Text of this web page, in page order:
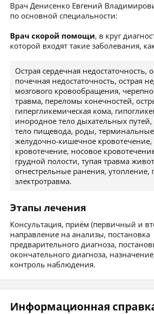
Врач Денисенко Евгений
по основной специальности:
Врач скорой помощи, в круг
которой входят такие заболевания,
Острая сердечная недостаточность,
почечная недостаточность, острая
мозгового кровообращения,
травма, переломы конечностей,
гипергликемическая кома,
инородное тело дыхательных
тело пищевода, роды, терминальные
желудочно-кишечное
кровотечение, носовое
грудной полости, тупая травма
огнестрельные ранения, утопление,
электротравма.
Этапы лечения
Консультация, приём (первичный и
направление на анализы, постановка
предварительного диагноза,
окончательного диагноза,
контроль наблюдения.
Информационная